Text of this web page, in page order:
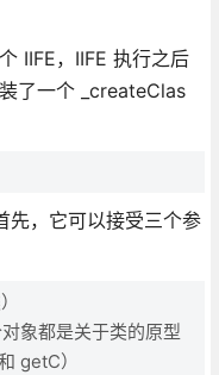
IIFE，IIFE 执行之后
了一个 _createClas
先，它可以接受三个参
象都是关于类的原型
getC）